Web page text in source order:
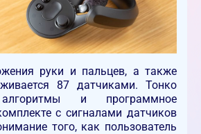
руки и пальцев, а также
87 датчиками. Тонко
алгоритмы и программное
с сигналами датчиков
того, как пользователь